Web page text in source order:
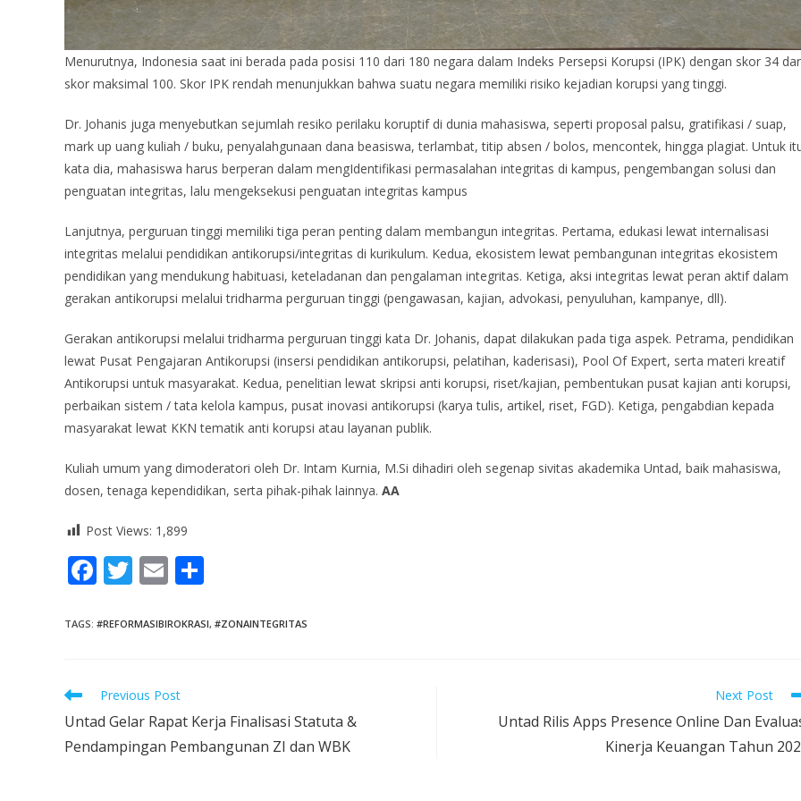
Menurutnya, Indonesia saat ini berada pada posisi 110 dari 180 negara dalam Indeks Persepsi Korupsi (IPK) dengan skor 34
skor maksimal 100. Skor IPK rendah menunjukkan bahwa suatu negara memiliki risiko kejadian korupsi yang tinggi.
Dr. Johanis juga menyebutkan sejumlah resiko perilaku koruptif di dunia mahasiswa, seperti proposal palsu, gratifikasi / suap,
mark up uang kuliah / buku, penyalahgunaan dana beasiswa, terlambat, titip absen / bolos, mencontek, hingga plagiat. Untuk
kata dia, mahasiswa harus berperan dalam mengIdentifikasi permasalahan integritas di kampus, pengembangan solusi dan
penguatan integritas, lalu mengeksekusi penguatan integritas kampus
Lanjutnya, perguruan tinggi memiliki tiga peran penting dalam membangun integritas. Pertama, edukasi lewat internalisasi
integritas melalui pendidikan antikorupsi/integritas di kurikulum. Kedua, ekosistem lewat pembangunan integritas ekosistem
pendidikan yang mendukung habituasi, keteladanan dan pengalaman integritas. Ketiga, aksi integritas lewat peran aktif dalam
gerakan antikorupsi melalui tridharma perguruan tinggi (pengawasan, kajian, advokasi, penyuluhan, kampanye, dll).
Gerakan antikorupsi melalui tridharma perguruan tinggi kata Dr. Johanis, dapat dilakukan pada tiga aspek. Petrama, pendidikan
lewat Pusat Pengajaran Antikorupsi (insersi pendidikan antikorupsi, pelatihan, kaderisasi), Pool Of Expert, serta materi kreatif
Antikorupsi untuk masyarakat. Kedua, penelitian lewat skripsi anti korupsi, riset/kajian, pembentukan pusat kajian anti korupsi,
perbaikan sistem / tata kelola kampus, pusat inovasi antikorupsi (karya tulis, artikel, riset, FGD). Ketiga, pengabdian kepada
masyarakat lewat KKN tematik anti korupsi atau layanan publik.
Kuliah umum yang dimoderatori oleh Dr. Intam Kurnia, M.Si dihadiri oleh segenap sivitas akademika Untad, baik mahasiswa,
dosen, tenaga kependidikan, serta pihak-pihak lainnya. AA
Post Views: 1,899
F
e
o
o
k
T
itt
E
ai ar
TAGS: #REFORMASIBIROKRASI, #ZONAINTEGRITAS
Previous Post
Untad Gelar Rapat Kerja Finalisasi Statuta &
Pendampingan Pembangunan ZI dan WBK
Next Post
Untad Rilis Apps Presence Online Dan
Kinerja Keuangan Tahun